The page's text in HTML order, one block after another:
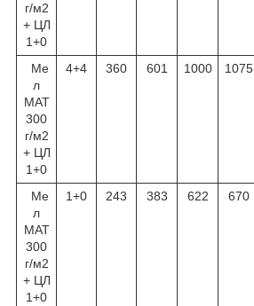
г/м2
+ ЦЛ
1+0
Ме
л
МАТ
300
г/м2
+ ЦЛ
1+0
4+4 360 601 1000 1075
Ме
л
МАТ
300
г/м2
+ ЦЛ
1+0
1+0 243 383 622 670